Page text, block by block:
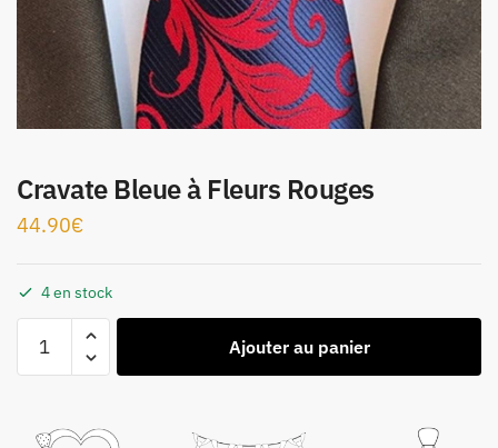
Cravate Bleue à Fleurs Rouges
44.90€
4 en stock
Ajouter au panier